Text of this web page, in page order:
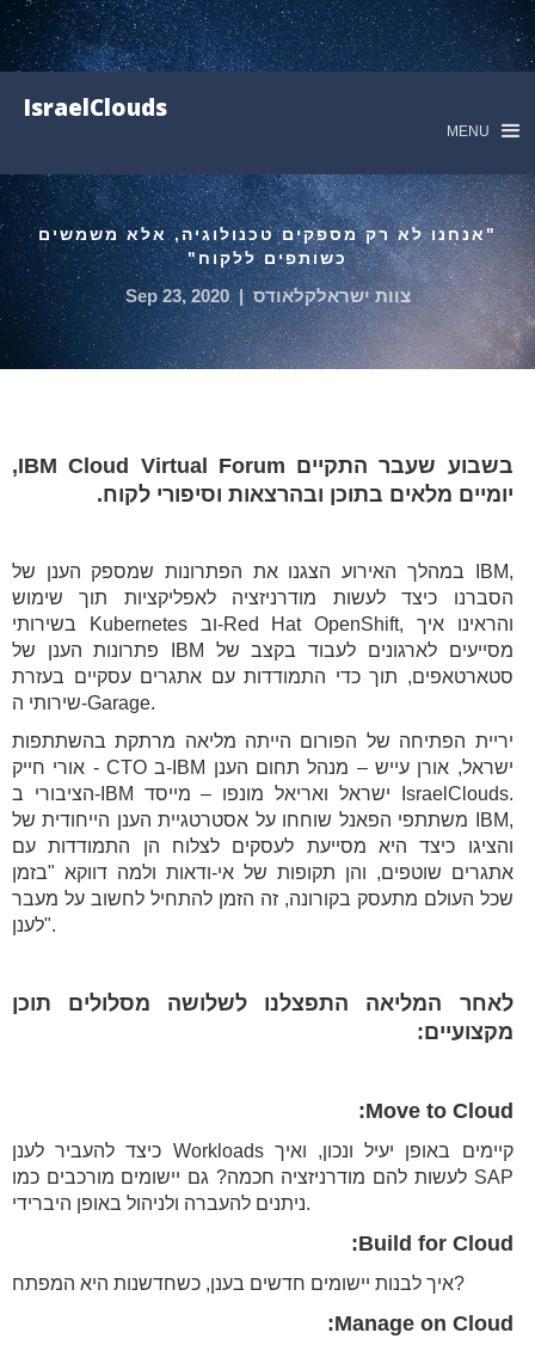
IsraelClouds
MENU
"אנחנו לא רק מספקים טכנולוגיה, אלא משמשים
כשותפים ללקוח"
צוות ישראלקלאודס |
Sep 23, 2020
בשבוע שעבר התקיים IBM Cloud Virtual Forum,
יומיים מלאים בתוכן ובהרצאות וסיפורי לקוח.
במהלך האירוע הצגנו את הפתרונות שמספק הענן של IBM,
הסברנו כיצד לעשות מודרניזציה לאפליקציות תוך שימוש
בשירותי Kubernetes וב-Red Hat OpenShift, והראינו איך
פתרונות הענן של IBM מסייעים לארגונים לעבוד בקצב של
סטארטאפים, תוך כדי התמודדות עם אתגרים עסקיים בעזרת
שירותי ה-Garage.
יריית הפתיחה של הפורום הייתה מליאה מרתקת בהשתתפות
אורי חייק - CTO ב-IBM ישראל, אורן עייש – מנהל תחום הענן
הציבורי ב-IBM ישראל ואריאל מונפו – מייסד IsraelClouds.
משתתפי הפאנל שוחחו על אסטרטגיית הענן הייחודית של IBM,
והציגו כיצד היא מסייעת לעסקים לצלוח הן התמודדות עם
אתגרים שוטפים, והן תקופות של אי-ודאות ולמה דווקא "בזמן
שכל העולם מתעסק בקורונה, זה הזמן להתחיל לחשוב על מעבר
לענן".
לאחר המליאה התפצלנו לשלושה מסלולים תוכן
מקצועיים:
Move to Cloud:
כיצד להעביר לענן Workloads קיימים באופן יעיל ונכון, ואיך
לעשות להם מודרניזציה חכמה? גם יישומים מורכבים כמו SAP
ניתנים להעברה ולניהול באופן היברידי.
Build for Cloud:
איך לבנות יישומים חדשים בענן, כשחדשנות היא המפתח?
Manage on Cloud: